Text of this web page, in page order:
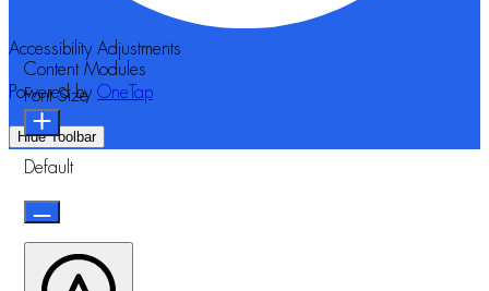
Accessibility Adjustments
Powered by OneTap
Hide Toolbar
Content Modules
Font Size
Default